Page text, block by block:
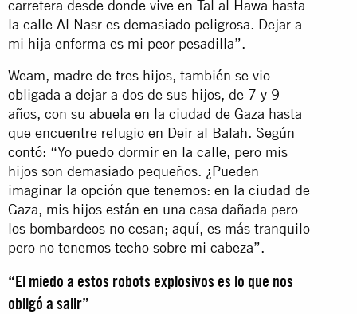
carretera desde donde vive en Tal al Hawa hasta
la calle Al Nasr es demasiado peligrosa. Dejar a
mi hija enferma es mi peor pesadilla”.
Weam, madre de tres hijos, también se vio
obligada a dejar a dos de sus hijos, de 7 y 9
años, con su abuela en la ciudad de Gaza hasta
que encuentre refugio en Deir al Balah. Según
contó: “Yo puedo dormir en la calle, pero mis
hijos son demasiado pequeños. ¿Pueden
imaginar la opción que tenemos: en la ciudad de
Gaza, mis hijos están en una casa dañada pero
los bombardeos no cesan; aquí, es más tranquilo
pero no tenemos techo sobre mi cabeza”.
“El miedo a estos robots explosivos es lo que nos
obligó a salir”